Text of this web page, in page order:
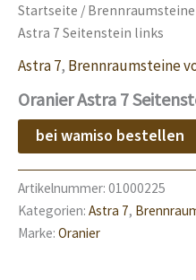
Startseite /
Astra 7 Seitenstein links
Astra 7, Brennraumsteine
Oranier Astra 7
bei wamiso bestellen
Artikelnummer: 01000225
Kategorien: Astra 7,
Marke: Oranier